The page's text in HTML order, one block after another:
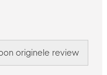
originele review